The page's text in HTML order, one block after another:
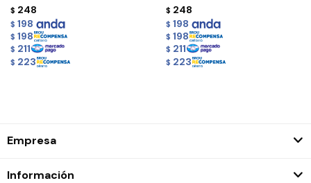
$ 248
$ 198
$ 198
$ 211
$ 223
$ 248
$ 198
$ 198
$ 211
$ 223
Empresa
Información